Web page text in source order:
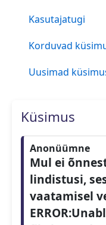
Kasutajatugi
Korduvad
Uusimad
Küsimus
Anonüümne
Mul ei
lindistusi,
vaatamisel